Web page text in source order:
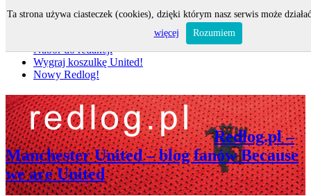
Nabór do redakcji
Wygraj koszulkę United!
Nowy Redlog!
Redlog.pl –
Manchester United – blog fanów Because
we are United
Ta strona używa ciasteczek (cookies), dzięki którym nasz serwis może
więcej
Rozumiem